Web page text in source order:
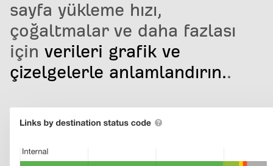
sayfa yükleme hızı,
çoğaltmalar ve daha fazlası
için verileri grafik ve
çizelgelerle anlamlandırın..